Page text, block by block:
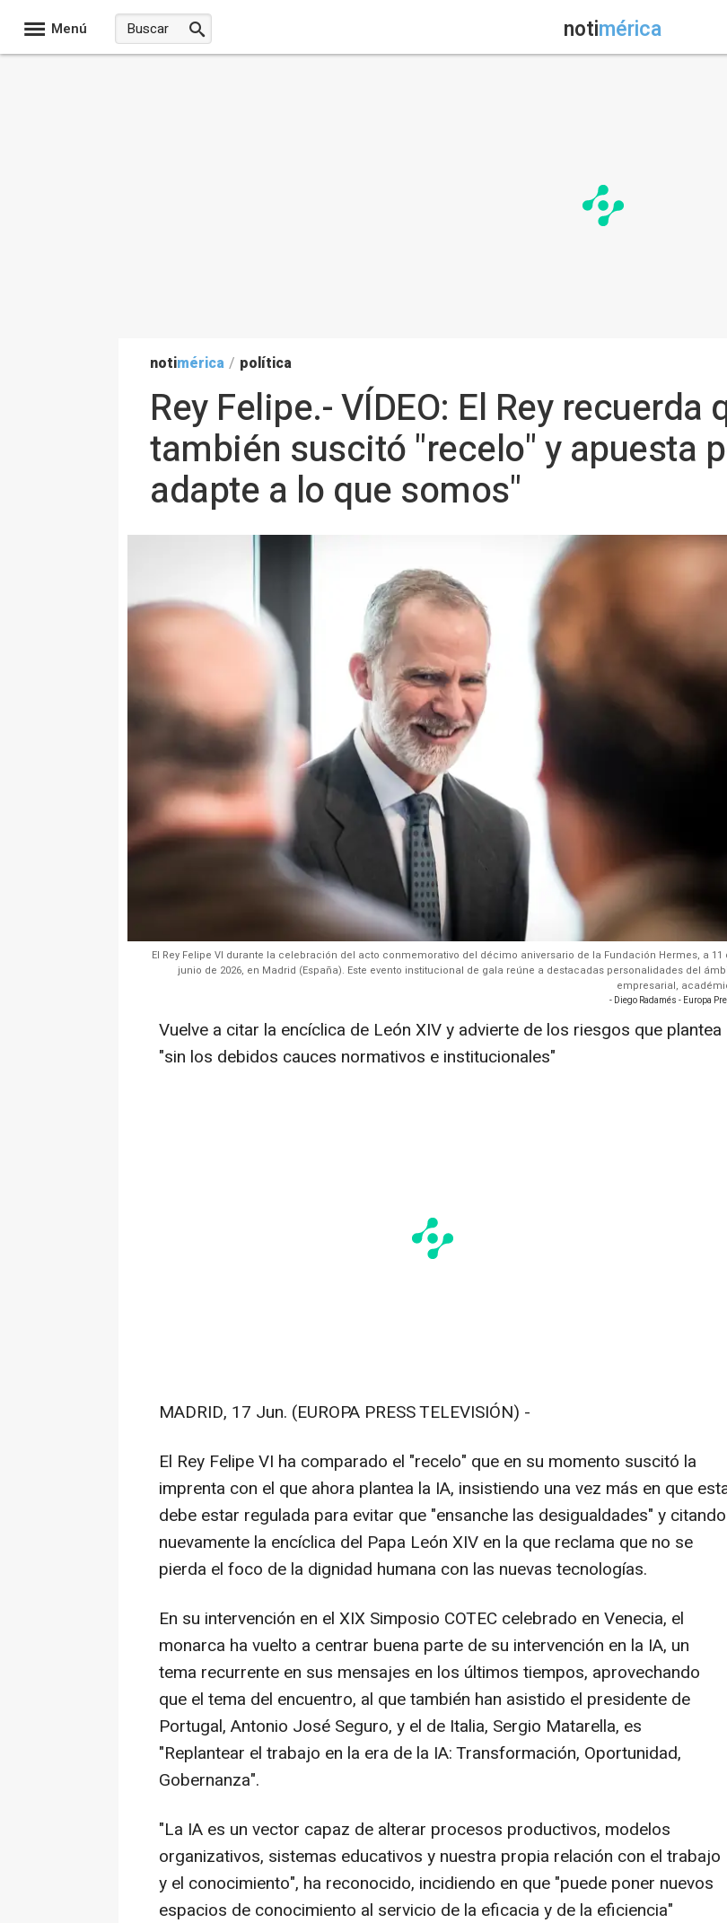
Menú notimérica
notimérica / política
Rey Felipe.- VÍDEO: El Rey
también suscitó "recelo" y apuesta
adapte a lo que somos"
El Rey Felipe VI durante la celebración del acto conmemorativo del décimo aniversario de la Fundación Hermes, a 11
junio de 2026, en Madrid (España). Este evento institucional de gala reúne a destacadas personalidades del
empresarial,
- Diego Radamés - Europa
Vuelve a citar la encíclica de León XIV y advierte de los riesgos que plantea
"sin los debidos cauces normativos e institucionales"
MADRID, 17 Jun. (EUROPA PRESS TELEVISIÓN) -
El Rey Felipe VI ha comparado el "recelo" que en su momento suscitó la
imprenta con el que ahora plantea la IA, insistiendo una vez más en que
debe estar regulada para evitar que "ensanche las desigualdades" y citando
nuevamente la encíclica del Papa León XIV en la que reclama que no se
pierda el foco de la dignidad humana con las nuevas tecnologías.
En su intervención en el XIX Simposio COTEC celebrado en Venecia, el
monarca ha vuelto a centrar buena parte de su intervención en la IA, un
tema recurrente en sus mensajes en los últimos tiempos, aprovechando
que el tema del encuentro, al que también han asistido el presidente de
Portugal, Antonio José Seguro, y el de Italia, Sergio Matarella, es
"Replantear el trabajo en la era de la IA: Transformación, Oportunidad,
Gobernanza".
"La IA es un vector capaz de alterar procesos productivos, modelos
organizativos, sistemas educativos y nuestra propia relación con el trabajo
y el conocimiento", ha reconocido, incidiendo en que "puede poner nuevos
espacios de conocimiento al servicio de la eficacia y de la eficiencia"